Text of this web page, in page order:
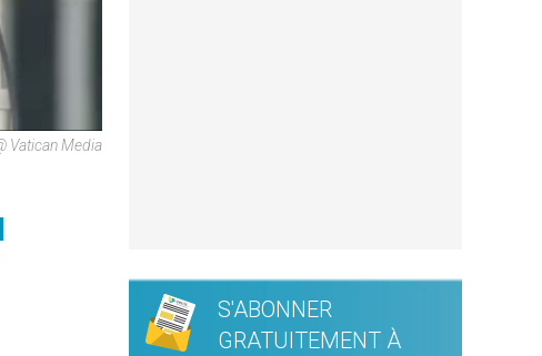
Vatican Media
S'ABONNER
GRATUITEMENT À